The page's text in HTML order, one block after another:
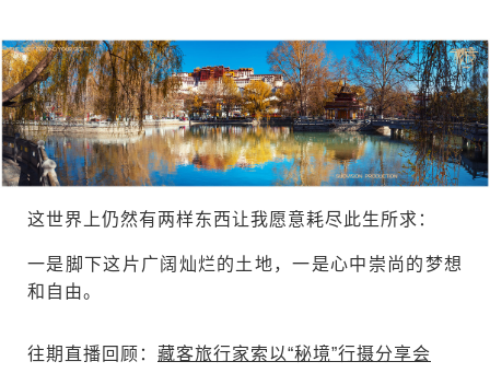
这世界上仍然有两样东西让我愿意耗尽此生所求：
一是脚下这片广阔灿烂的土地，一是心中崇尚的梦想
和自由。
往期直播回顾： 藏客旅行家索以“秘境”行摄分享会